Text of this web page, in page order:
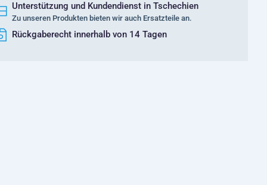
Unterstützung und Kundendienst in Tschechien
Zu unseren Produkten bieten wir auch Ersatzteile an.
Rückgaberecht innerhalb von 14 Tagen